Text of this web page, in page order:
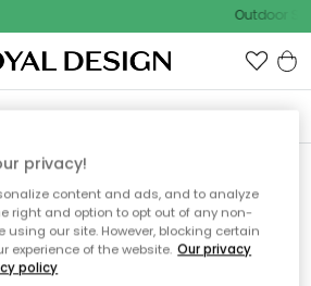
Outdoor
löydä
sivua
privacy!
content and ads, and to analyze
right and option to opt out of any non-
using our site. However, blocking certain
experience of the website. Our privacy
policy